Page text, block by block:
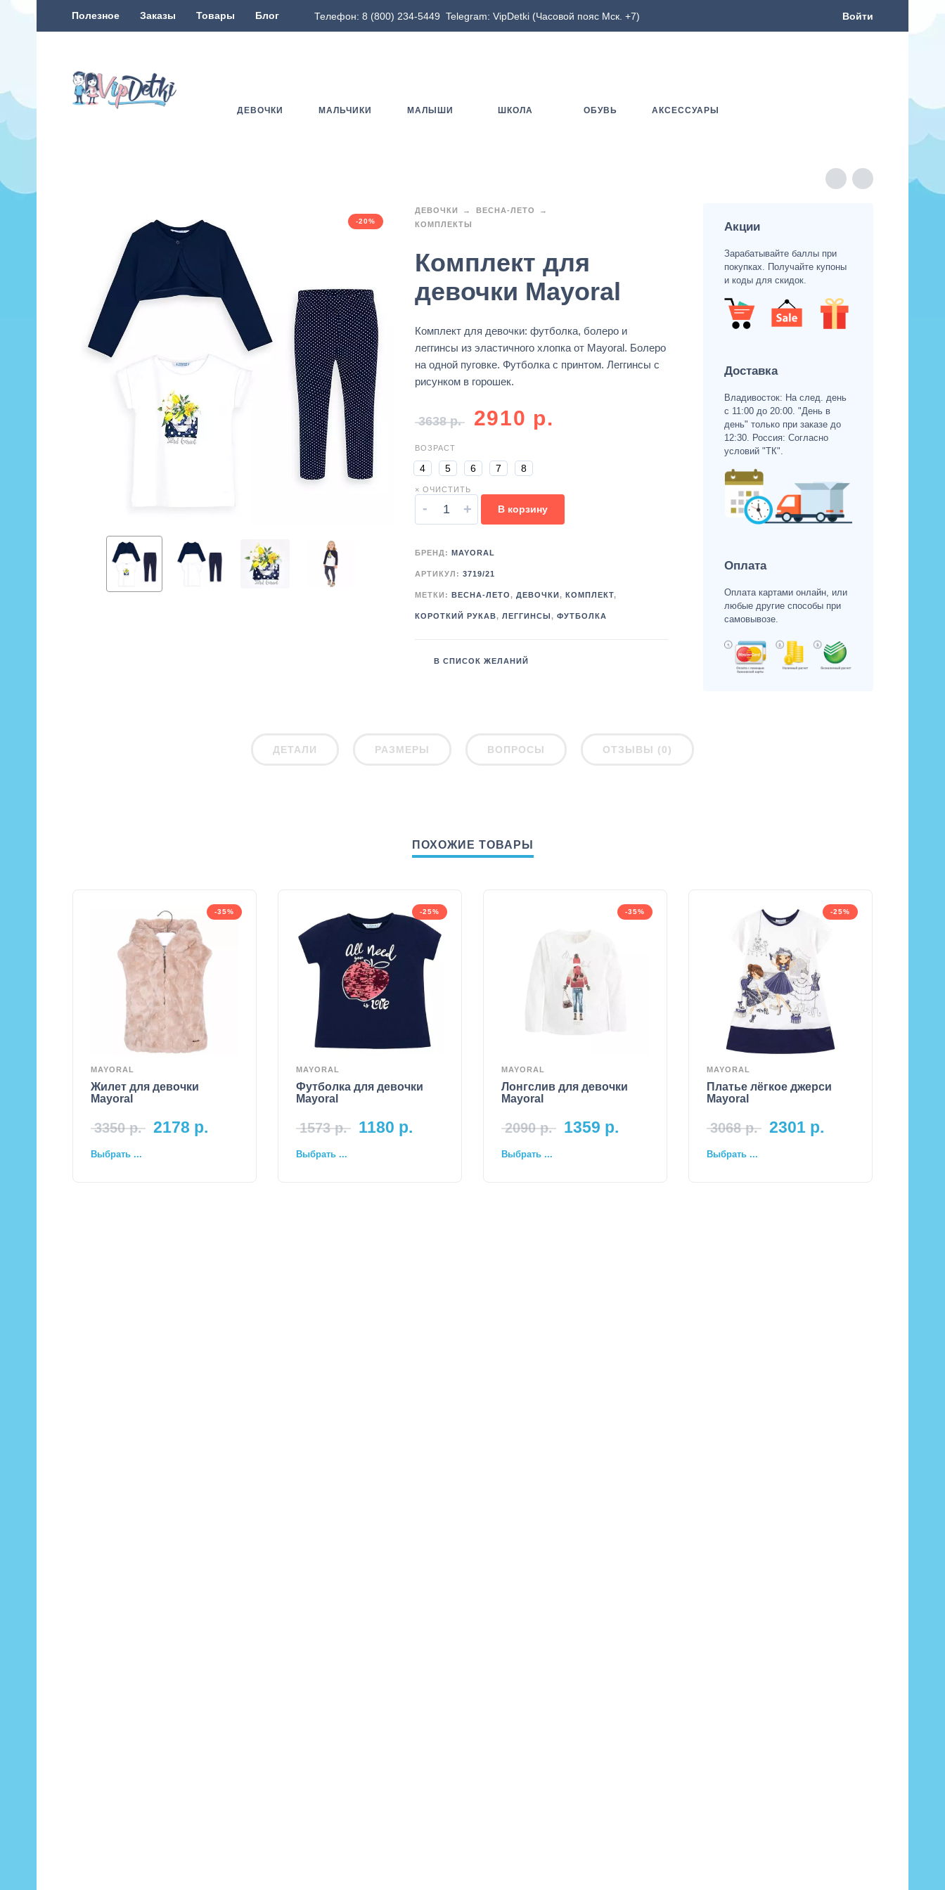
Полезное Заказы Товары Блог Телефон: 8 (800) 234-5449 Telegram: VipDetki (Часовой пояс Мск. +7) Войти
ДЕВОЧКИ МАЛЬЧИКИ МАЛЫШИ ШКОЛА ОБУВЬ АКСЕССУАРЫ
-20%
ДЕВОЧКИ
ВЕСНА-ЛЕТО
КОМПЛЕКТЫ
Комплект для
девочки Mayoral
Комплект для девочки: футболка, болеро и
леггинсы из эластичного хлопка от Mayoral. Болеро
на одной пуговке. Футболка с принтом. Леггинсы с
рисунком в горошек.
3638р. 2910 р.
ВОЗРАСТ
4 5 6 7 8
× ОЧИСТИТЬ
- + В корзину
БРЕНД: MAYORAL
АРТИКУЛ: 3719/21
МЕТКИ: ВЕСНА-ЛЕТО, ДЕВОЧКИ , КОМПЛЕКТ,
КОРОТКИЙ РУКАВ, ЛЕГГИНСЫ , ФУТБОЛКА
В СПИСОК ЖЕЛАНИЙ
Акции
Зарабатывайте баллы при
покупках. Получайте купоны
и коды для скидок.
Доставка
Владивосток: На след. день
с 11:00 до 20:00. "День в
день" только при заказе до
12:30. Россия: Согласно
условий "ТК".
Оплата
Оплата картами онлайн, или
любые другие способы при
самовывозе.
ДЕТАЛИ РАЗМЕРЫ ВОПРОСЫ ОТЗЫВЫ (0)
ПОХОЖИЕ ТОВАРЫ
-35%
MAYORAL
Жилет для девочки
Mayoral
3350р. 2178 р.
Выбрать ...
-25%
MAYORAL
Футболка для девочки
Mayoral
1573р. 1180 р.
Выбрать ...
-35%
MAYORAL
Лонгслив для девочки
Mayoral
2090р. 1359 р.
Выбрать ...
-25%
MAYORAL
Платье лёгкое джерси
Mayoral
3068р. 2301 р.
Выбрать ...